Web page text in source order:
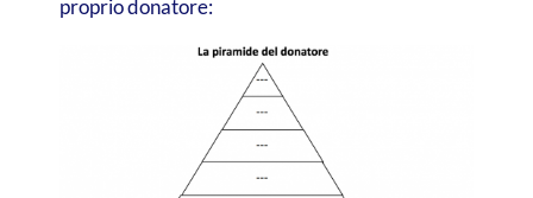
proprio donatore: